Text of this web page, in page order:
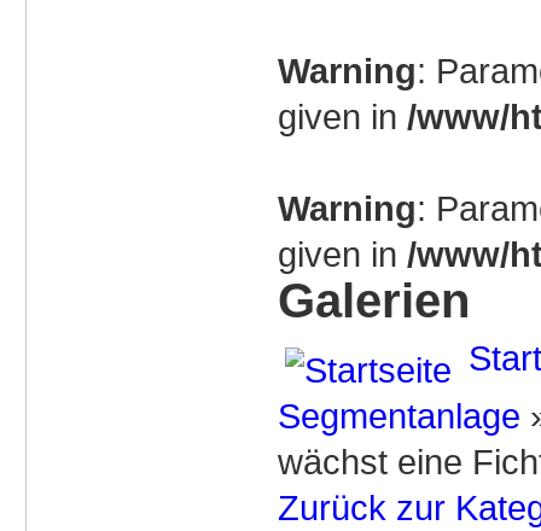
Warning:
given in /www/
Warning:
given in /www/
Galerien
Segmentanlage
wächst eine
Zurück zur